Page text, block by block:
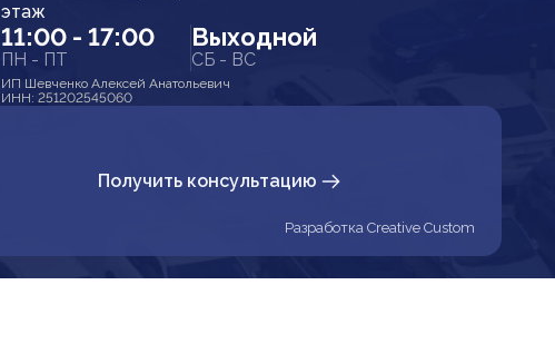
этаж
11:00 - 17:00
ПН - ПТ
Выходной
СБ - ВС
ИП Шевченко Алексей Анатольевич
ИНН: 251202545060
Получить консультацию
Разработка Creative Custom